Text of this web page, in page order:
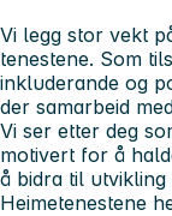
Vi legg stor vekt
tenestene. Som
inkluderande og
der samarbeid
Vi ser etter deg
motivert for å
å bidra til utvikling
Heimetenestene